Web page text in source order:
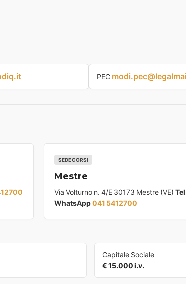
PEC
SEDE CORSI
Mestre
Via Volturno n. 4/E 30173 Mestre (VE) Tel.
WhatsApp041 5412700
Capitale Sociale
€ 15.000 i.v.